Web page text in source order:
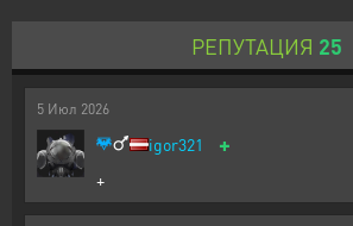
РЕПУТАЦИЯ 25
5 Июл 2026
igor321 +
+